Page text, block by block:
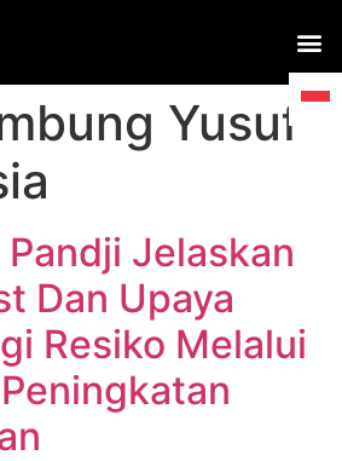
Yusuf
Jelaskan
Dan Upaya
Resiko Melalui